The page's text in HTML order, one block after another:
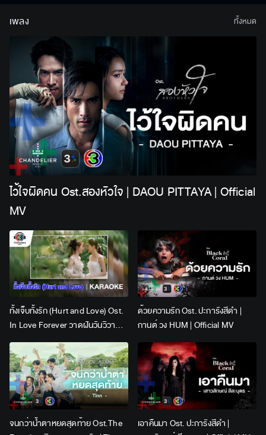
เพลง
ไว้ใจผิดคน Ost.สองหัวใจ | DAOU PITTAYA | Official
MV
ทั้งเจ็บทั้งรัก (Hurt and Love) Ost.
In Love Forever วาดฝันวันวิวาห์ |
Lingling Kwong x Orm
Kornnaphat | Official Karaoke
ด้วยความรัก Ost. ปะการังสีดำ |
กานต์ วง HUM | Official MV
จนกว่าน้ำตาหยดสุดท้าย Ost.The
เอาคืนมา Ost. ปะการังสีดำ |
ทั้งหมด